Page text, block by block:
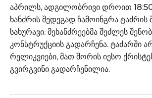
აპრილს, ადგილობრივი დროით 18:50
ხანძრის შედეგად ჩამოინგრა ტაძრის
სახურავი. მეხანძრეებმა შეძლეს
კონსტრუქციის გადარჩენა. ტაძარში
რელიკვიები, მათ შორის იესო
გვირგვინი გადარჩენილია.